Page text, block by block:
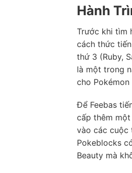
Hành
Trước khi tìm
cách thức
thứ 3 (Ruby,
là một trong
cho
Để Feebas
cấp thêm
vào các cuộc
Pokeblocks
Beauty mà